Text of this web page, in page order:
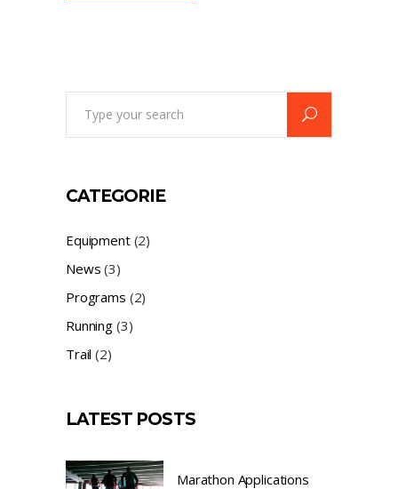
CATEGORIE
Equipment(2)
News (3)
Programs (2)
Running(3)
Trail (2)
LATEST POSTS
Marathon Applications